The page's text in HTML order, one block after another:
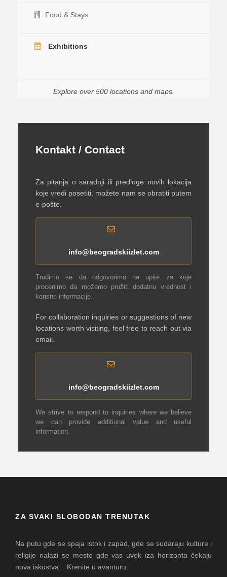
Food & Stays
Exhibitions
Explore over 500 locations and maps.
Kontakt / Contact
Za pitanja o saradnji ili predloge novih lokacija
koje vredi posetiti, možete nam se obratiti putem
e-pošte.
info@beogradskiizlet.com
Trudimo se da odgovorimo na upite za koje
procenimo da možemo pružiti dodatnu vrednost i
korisne informacije.
For collaboration inquiries or suggestions of new
locations worth visiting, feel free to reach out via
email.
info@beogradskiizlet.com
We strive to respond to inquiries where we believe
we can provide additional value and useful
information.
ZA SVAKI SLOBODAN TRENUTAK
Na putu gde se spaja istok i zapad, gde se sudaraju kulture i
religije nalazi se mesto gde vas uvek iza horizonta čekaju
nova iskustva... Krenite u avanturu.